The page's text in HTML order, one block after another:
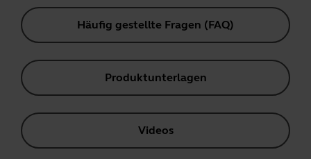
Häufig gestellte Fragen (FAQ)
Produktunterlagen
Videos